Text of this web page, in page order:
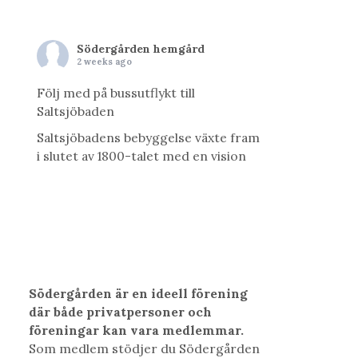
Södergården hemgård
2 weeks ago
Följ med på bussutflykt till
Saltsjöbaden
Saltsjöbadens bebyggelse växte fram
i slutet av 1800-talet med en vision
Ferdinand Boberg och med
utsmyckningar av Carl Milles, få en
guidad vis ... See More
Photo
Södergården är en ideell förening
där både privatpersoner och
föreningar kan vara medlemmar.
Som medlem stödjer du Södergården